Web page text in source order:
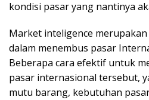
kondisi pasar yang nantinya
Market inteligence
dalam menembus pasar
Beberapa cara efektif untuk
pasar internasional tersebut,
mutu barang, kebutuhan